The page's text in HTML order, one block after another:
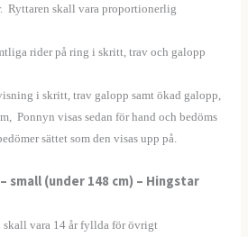
Ryttaren skall vara proportionerlig
rider på ring i skritt, trav och galopp
i skritt, trav galopp samt ökad galopp,
Ponnyn visas sedan för hand och bedöms
sättet som den visas upp på.
small (under 148 cm) – Hingstar
skall vara 14 år fyllda för övrigt